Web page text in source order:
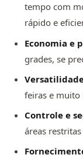
tempo com
rápido e
Economia e
grades, se
feiras e muito
Controle e
áreas